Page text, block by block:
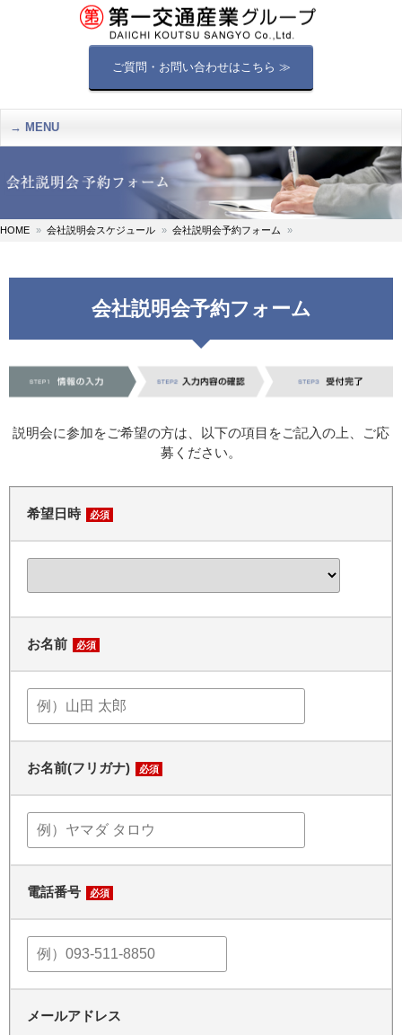
ご質問・お問い合わせはこちら ≫
MENU
HOME 会社説明会スケジュール 会社説明会予約フォーム
会社説明会予約フォーム
説明会に参加をご希望の方は、以下の項目をご記入の上、ご応
募ください。
希望日時 必須
お名前 必須
お名前(フリガナ) 必須
電話番号 必須
メールアドレス